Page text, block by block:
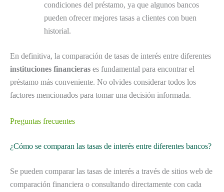
condiciones del préstamo, ya que algunos bancos
pueden ofrecer mejores tasas a clientes con buen
historial.
En definitiva, la comparación de tasas de interés entre diferentes
instituciones financieras es fundamental para encontrar el
préstamo más conveniente. No olvides considerar todos los
factores mencionados para tomar una decisión informada.
Preguntas frecuentes
¿Cómo se comparan las tasas de interés entre diferentes bancos?
Se pueden comparar las tasas de interés a través de sitios web de
comparación financiera o consultando directamente con cada